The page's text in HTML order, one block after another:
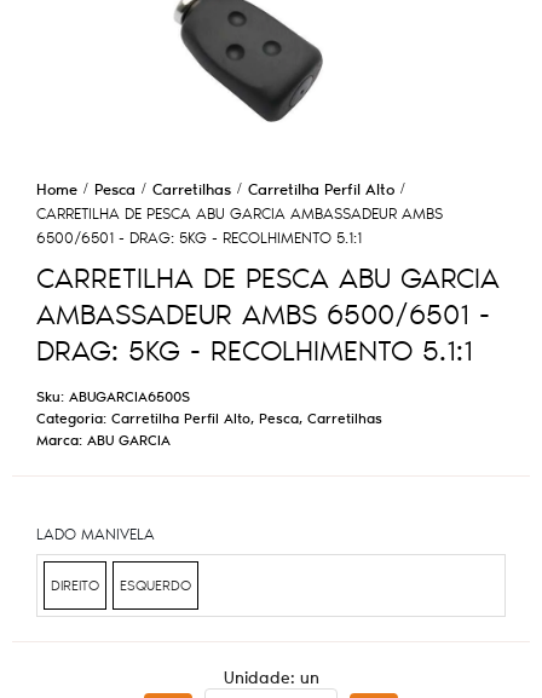
Home Pesca Carretilhas
Carretilha Perfil Alto
CARRETILHA DE PESCA ABU GARCIA AMBASSADEUR AMBS
6500/6501 - DRAG: 5KG - RECOLHIMENTO 5.1:1
CARRETILHA DE PESCA ABU GARCIA
AMBASSADEUR AMBS 6500/6501 -
DRAG: 5KG - RECOLHIMENTO 5.1:1
Sku: ABUGARCIA6500S
Categoria: Carretilha Perfil Alto, Pesca, Carretilhas
Marca: ABU GARCIA
LADO MANIVELA
DIREITO ESQUERDO
Unidade: un